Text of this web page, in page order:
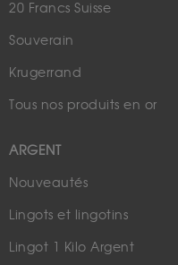
20 Francs Suisse
Souverain
Krugerrand
Tous nos produits en or
ARGENT
Nouveautés
Lingots et lingotins
Lingot 1 Kilo Argent